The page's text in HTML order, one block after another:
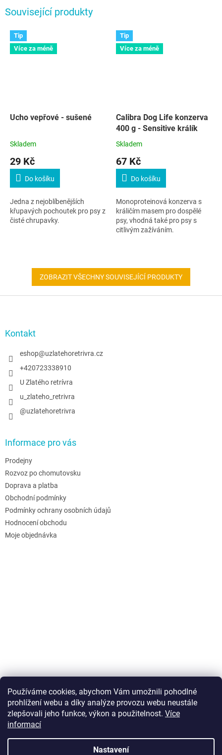
Používáme cookies, abychom Vám umožnili pohodlné
prohlížení webu a díky analýze provozu webu neustále
zlepšovali jeho funkce, výkon a použitelnost. Více
informací
Nastavení
Související produkty
Tip
Více za méně
Ucho vepřové - sušené
Skladem
29 Kč
Do košíku
Jedna z nejoblíbenějších
křupavých pochoutek pro psy z
čisté chrupavky.
Tip
Více za méně
Calibra Dog Life konzerva
400 g - Sensitive králík
Skladem
67 Kč
Do košíku
Monoproteinová konzerva s
králičím masem pro dospělé
psy, vhodná také pro psy s
citlivým zažíváním.
ZOBRAZIT VŠECHNY SOUVISEJÍCÍ PRODUKTY
Kontakt
eshop@uzlatehoretrivra.cz
+420723338910
U Zlatého retrívra
u_zlateho_retrivra
@uzlatehoretrivra
Informace pro vás
Prodejny
Rozvoz po chomutovsku
Doprava a platba
Obchodní podmínky
Podmínky ochrany osobních údajů
Hodnocení obchodu
Moje objednávka